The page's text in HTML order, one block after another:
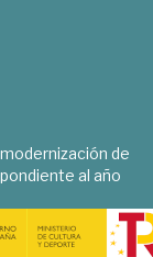
de
al año